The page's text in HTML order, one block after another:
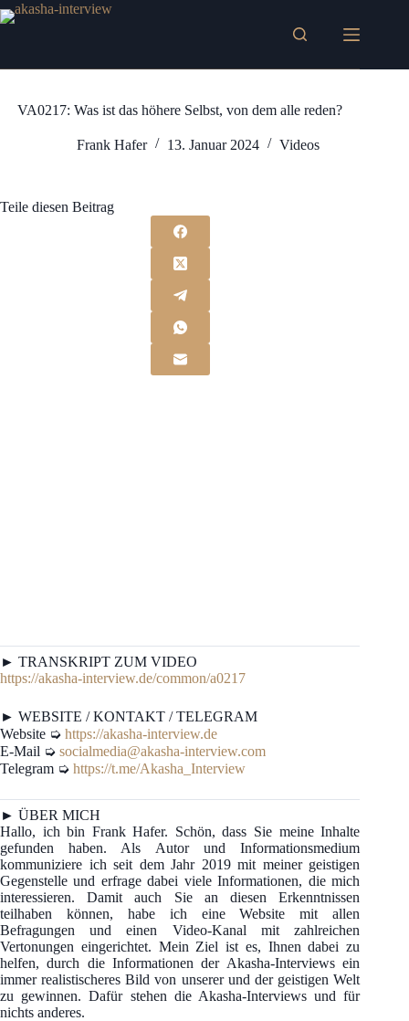
Zum
Inhalt
VA0217: Was ist das höhere Selbst, von dem alle reden?
Frank Hafer 13. Januar 2024 Videos
Teile diesen Beitrag
► TRANSKRIPT ZUM VIDEO
https://akasha-interview.de/common/a0217
► WEBSITE / KONTAKT / TELEGRAM
Website ➭ https://akasha-interview.de
E-Mail ➭ socialmedia@akasha-interview.com
Telegram ➭ https://t.me/Akasha_Interview
► ÜBER MICH
Hallo, ich bin Frank Hafer. Schön, dass Sie meine Inhalte
gefunden haben. Als Autor und Informationsmedium
kommuniziere ich seit dem Jahr 2019 mit meiner geistigen
Gegenstelle und erfrage dabei viele Informationen, die mich
interessieren. Damit auch Sie an diesen Erkenntnissen
teilhaben können, habe ich eine Website mit allen
Befragungen und einen Video-Kanal mit zahlreichen
Vertonungen eingerichtet. Mein Ziel ist es, Ihnen dabei zu
helfen, durch die Informationen der Akasha-Interviews ein
immer realistischeres Bild von unserer und der geistigen Welt
zu gewinnen. Dafür stehen die Akasha-Interviews und für
nichts anderes.